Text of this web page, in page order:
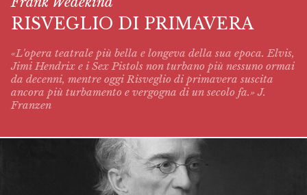
RISVEGLIO DI PRIMAVERA
«L'opera teatrale più bella e longeva della sua epoca. Elvis,
Jimi Hendrix e i Sex Pistols non turbano più nessuno ormai
da decenni, mentre oggi Risveglio di primavera suscita
ancora più turbamento e vergogna di un secolo fa.» J.
Franzen